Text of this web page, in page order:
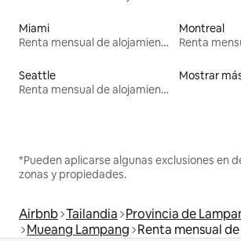
Miami
Renta mensual de alojamientos
Montreal
Seattle
Renta mensual de alojamientos
Mostrar
*Pueden aplicarse algunas exclusiones en
zonas y propiedades.
Airbnb Tailandia Provincia de
Mueang Lampang Renta mensual